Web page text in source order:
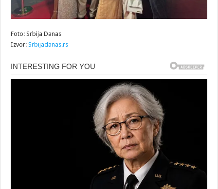
Foto: Srbija Danas
Izvor:Srbijadanas.rs